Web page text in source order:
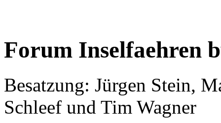
Forum Inselfaehren
Besatzung: Jürgen Stein,
Schleef und Tim Wagner